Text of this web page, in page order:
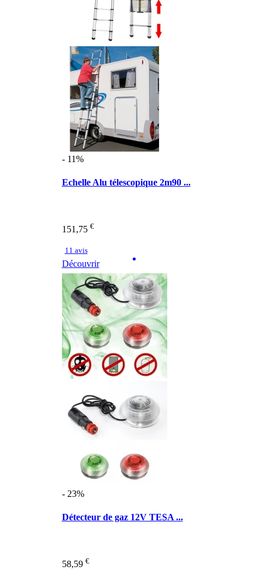
- 11%
Echelle Alu télescopique 2m90 ...
151,75 €
11 avis
Découvrir
- 23%
Détecteur de gaz 12V TESA ...
58,59 €